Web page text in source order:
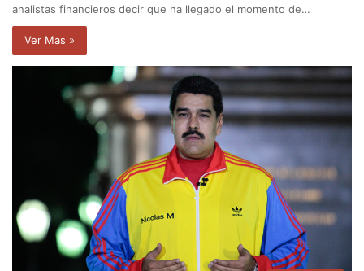
analistas financieros decir que ha llegado el momento de…
Ver Mas »